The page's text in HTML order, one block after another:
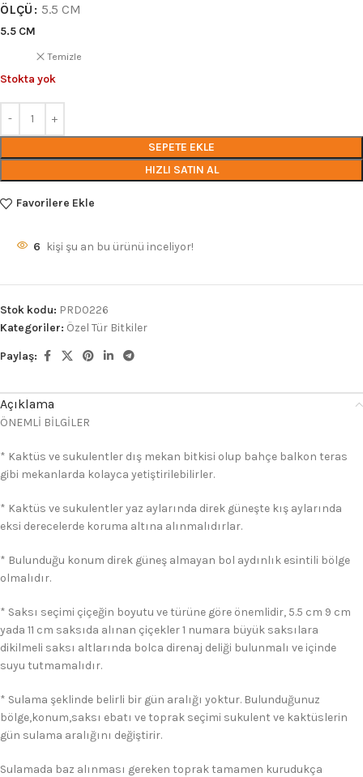
ÖLÇÜ 5.5 CM
5.5 CM
Temizle
Stokta yok
SEPETE EKLE
HIZLI SATIN AL
Favorilere Ekle
6 kişi şu an bu ürünü inceliyor!
Stok kodu: PRD0226
Kategoriler: Özel Tür Bitkiler
Paylaş:
Açıklama
ÖNEMLİ BİLGİLER
* Kaktüs ve sukulentler dış mekan bitkisi olup bahçe balkon teras
gibi mekanlarda kolayca yetiştirilebilirler.
* Kaktüs ve sukulentler yaz aylarında direk güneşte kış aylarında
eksi derecelerde koruma altına alınmalıdırlar.
* Bulunduğu konum direk güneş almayan bol aydınlık esintili bölge
olmalıdır.
* Saksı seçimi çiçeğin boyutu ve türüne göre önemlidir, 5.5 cm 9 cm
yada 11 cm saksıda alınan çiçekler 1 numara büyük saksılara
dikilmeli saksı altlarında bolca direnaj deliği bulunmalı ve içinde
suyu tutmamalıdır.
* Sulama şeklinde belirli bir gün aralığı yoktur. Bulunduğunuz
bölge,konum,saksı ebatı ve toprak seçimi sukulent ve kaktüslerin
gün sulama aralığını değiştirir.
Sulamada baz alınması gereken toprak tamamen kurudukça